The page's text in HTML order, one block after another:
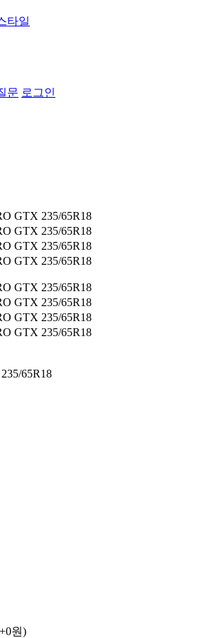
타일
문 로그인
65R18
원)